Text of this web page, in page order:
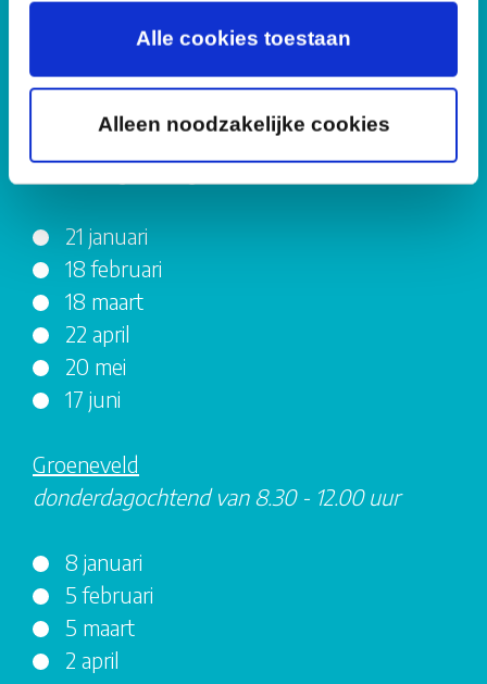
Alle cookies toestaan
Alleen noodzakelijke cookies
2 april
2 juli
Robinson
woensdagmiddag van 13.00 - 16.30 uur
21 januari
18 februari
18 maart
22 april
20 mei
17 juni
Groeneveld
donderdagochtend van 8.30 - 12.00 uur
8 januari
5 februari
5 maart
2 april